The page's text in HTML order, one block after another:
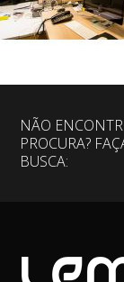
NÃO
PROCURA?
BUSCA: